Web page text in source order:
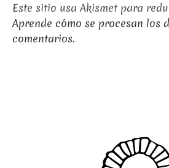
Este sitio usa Akismet para
Aprende cómo se procesan los
comentarios.